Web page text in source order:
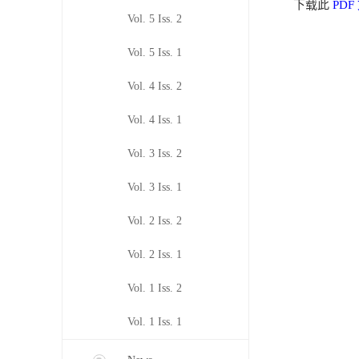
Vol. 5 Iss. 2
Vol. 5 Iss. 1
Vol. 4 Iss. 2
Vol. 4 Iss. 1
Vol. 3 Iss. 2
Vol. 3 Iss. 1
Vol. 2 Iss. 2
Vol. 2 Iss. 1
Vol. 1 Iss. 2
Vol. 1 Iss. 1
下载此PDF